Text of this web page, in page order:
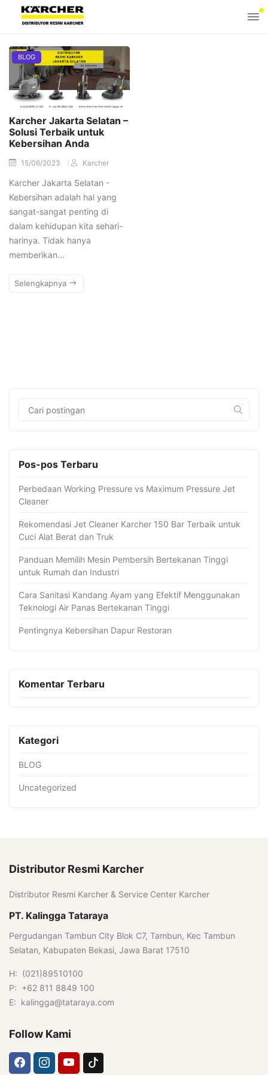
BLOG
Karcher Jakarta Selatan –
Solusi Terbaik untuk
Kebersihan Anda
15/06/2023 Karcher
Karcher Jakarta Selatan -
Kebersihan adalah hal yang
sangat-sangat penting di
dalam kehidupan kita sehari-
harinya. Tidak hanya
memberikan…
Selengkapnya
Pos-pos Terbaru
Perbedaan Working Pressure vs Maximum Pressure Jet
Cleaner
Rekomendasi Jet Cleaner Karcher 150 Bar Terbaik untuk
Cuci Alat Berat dan Truk
Panduan Memilih Mesin Pembersih Bertekanan Tinggi
untuk Rumah dan Industri
Cara Sanitasi Kandang Ayam yang Efektif Menggunakan
Teknologi Air Panas Bertekanan Tinggi
Pentingnya Kebersihan Dapur Restoran
Komentar Terbaru
Kategori
BLOG
Uncategorized
Distributor Resmi Karcher
Distributor Resmi Karcher & Service Center Karcher
PT. Kalingga Tataraya
Pergudangan Tambun City Blok C7, Tambun, Kec Tambun
Selatan, Kabupaten Bekasi, Jawa Barat 17510
H: (021)89510100
P: +62 811 8849 100
E: kalingga@tataraya.com
Follow Kami